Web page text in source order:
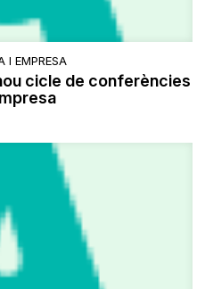
I EMPRESA
cicle de conferències